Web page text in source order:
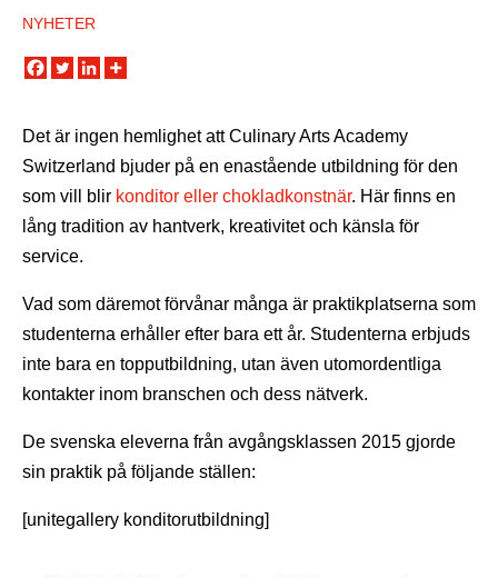
NYHETER
Det är ingen hemlighet att Culinary Arts Academy
Switzerland bjuder på en enastående utbildning för den
som vill blir konditor eller chokladkonstnär. Här finns en
lång tradition av hantverk, kreativitet och känsla för
service.
Vad som däremot förvånar många är praktikplatserna som
studenterna erhåller efter bara ett år. Studenterna erbjuds
inte bara en topputbildning, utan även utomordentliga
kontakter inom branschen och dess nätverk.
De svenska eleverna från avgångsklassen 2015 gjorde
sin praktik på följande ställen:
[unitegallery konditorutbildning]